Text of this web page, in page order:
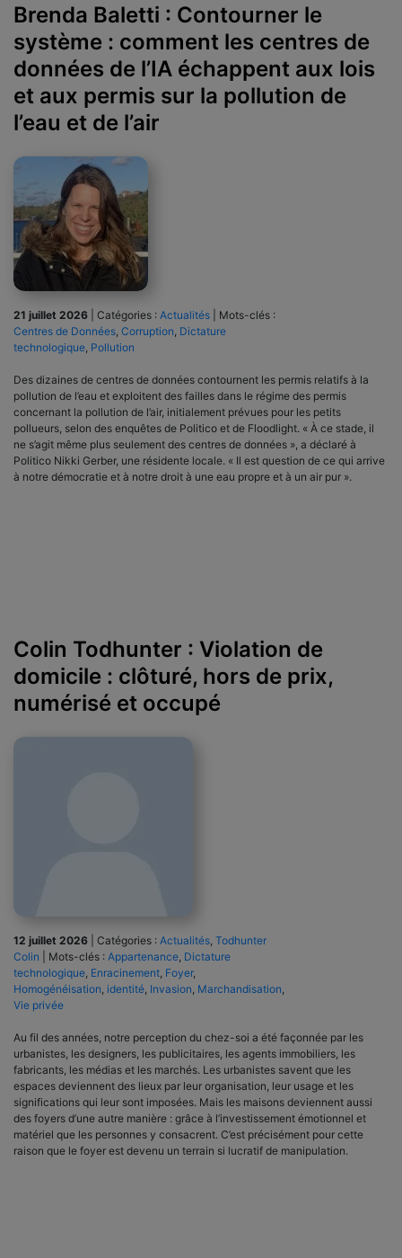
Brenda Baletti : Contourner le
système : comment les centres de
données de l’IA échappent aux lois
et aux permis sur la pollution de
l’eau et de l’air
21 juillet 2026 Catégories : Actualités
Mots-clés :
Centres de Données Corruption Dictature
technologique Pollution
Des dizaines de centres de données contournent les permis relatifs à la
pollution de l’eau et exploitent des failles dans le régime des permis
concernant la pollution de l’air, initialement prévues pour les petits
pollueurs, selon des enquêtes de Politico et de Floodlight. « À ce stade, il
ne s’agit même plus seulement des centres de données », a déclaré à
Politico Nikki Gerber, une résidente locale. « Il est question de ce qui arrive
à notre démocratie et à notre droit à une eau propre et à un air pur ».
Colin Todhunter : Violation de
domicile : clôturé, hors de prix,
numérisé et occupé
12 juillet 2026 Catégories : Actualités, Todhunter
Colin
Mots-clés : Appartenance, Dictature
technologique, Enracinement, Foyer,
Homogénéisation, identité, Invasion, Marchandisation,
Vie privée
Au fil des années, notre perception du chez-soi a été façonnée par les
urbanistes, les designers, les publicitaires, les agents immobiliers, les
fabricants, les médias et les marchés. Les urbanistes savent que les
espaces deviennent des lieux par leur organisation, leur usage et les
significations qui leur sont imposées. Mais les maisons deviennent aussi
des foyers d’une autre manière : grâce à l’investissement émotionnel et
matériel que les personnes y consacrent. C’est précisément pour cette
raison que le foyer est devenu un terrain si lucratif de manipulation.